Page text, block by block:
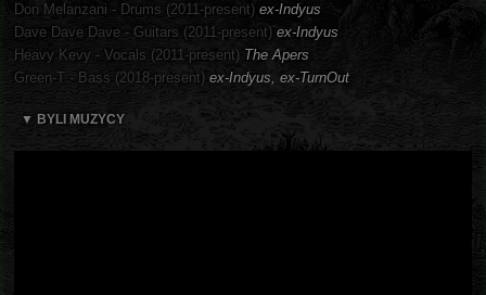
Don Melanzani - Drums (2011-present) ex-Indyus
Dave Dave Dave - Guitars (2011-present) ex-Indyus
Heavy Kevy - Vocals (2011-present) The Apers
Green-T - Bass (2018-present) ex-Indyus, ex-TurnOut
▼ BYLI MUZYCY